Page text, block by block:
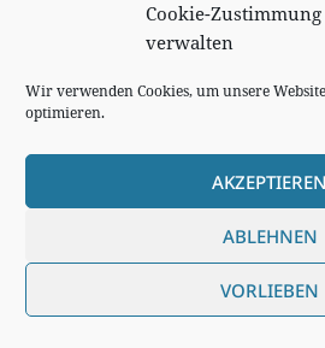
Cookie-Zustimmung
verwalten
Wir verwenden Cookies, um unsere
optimieren.
AKZEPTIEREN
ABLEHNEN
VORLIEBEN